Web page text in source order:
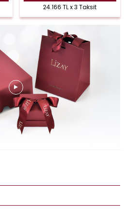
24.166 TL x 3 Taksit